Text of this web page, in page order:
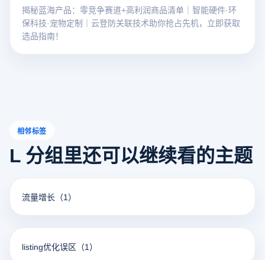
揭秘蓝海产品：零竞争赛道+高利润商品清单｜智能硬件·环
保科技·宠物定制｜云登防关联技术助你抢占先机，立即获取
选品指南！
相邻标签
L 分组里还可以继续看的主题
流量增长 （1）
listing优化误区 （1）